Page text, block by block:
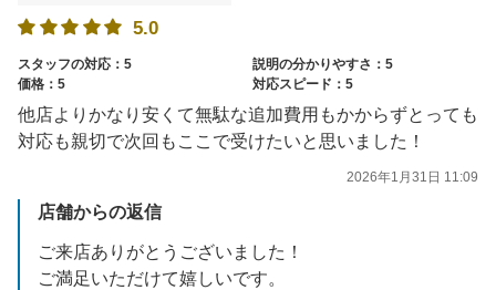
5.0
スタッフの対応：5
説明の分かりやすさ：5
価格：5
対応スピード：5
他店よりかなり安くて無駄な追加費用もかからずとっても
対応も親切で次回もここで受けたいと思いました！
2026年1月31日 11:09
店舗からの返信
ご来店ありがとうございました！
ご満足いただけて嬉しいです。